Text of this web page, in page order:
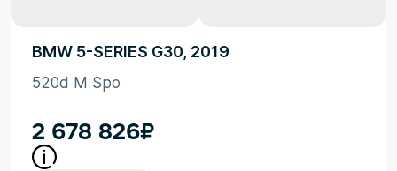
BMW 5-SERIES G30, 2019
520d M Spo
2 678 826₽